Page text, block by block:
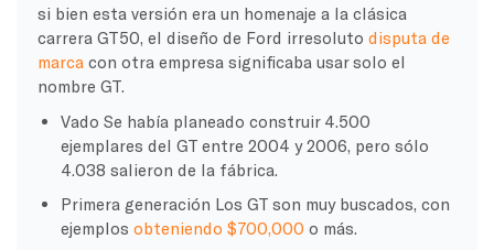
si bien esta versión era un homenaje a la clásica
carrera GT50, el diseño de Ford irresoluto disputa de
marcacon otra empresa significaba usar solo el
nombre GT.
Vado Se había planeado construir 4.500
ejemplares del GT entre 2004 y 2006, pero sólo
4.038 salieron de la fábrica.
Primera generación Los GT son muy buscados, con
ejemplosobteniendo $700,000 o más.